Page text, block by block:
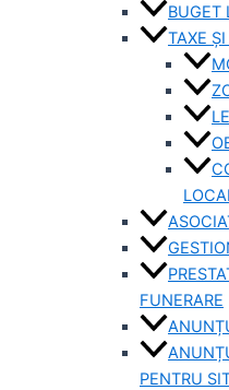
BUGET
TAXE
FUNERARE
PENTRU